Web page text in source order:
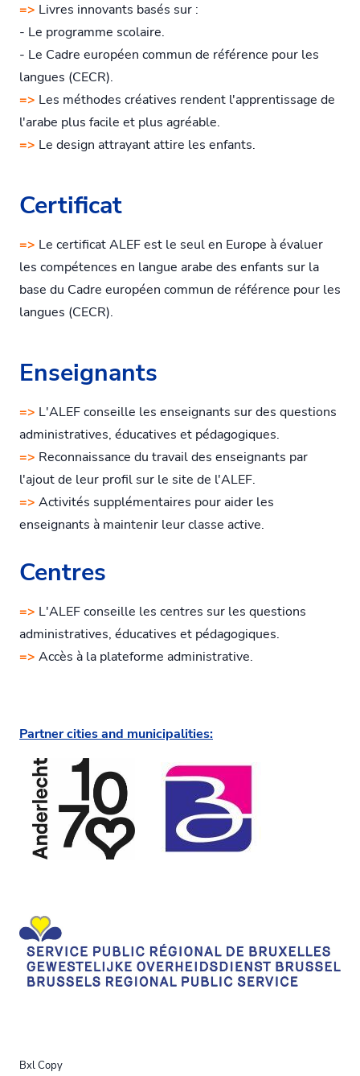
=> Livres innovants basés sur :
- Le programme scolaire.
- Le Cadre européen commun de référence pour les
langues (CECR).
=> Les méthodes créatives rendent l'apprentissage de
l'arabe plus facile et plus agréable.
=> Le design attrayant attire les enfants.
Certificat
=> Le certificat ALEF est le seul en Europe à évaluer
les compétences en langue arabe des enfants sur la
base du Cadre européen commun de référence pour les
langues (CECR).
Enseignants
=> L'ALEF conseille les enseignants sur des questions
administratives, éducatives et pédagogiques.
=> Reconnaissance du travail des enseignants par
l'ajout de leur profil sur le site de l'ALEF.
=> Activités supplémentaires pour aider les
enseignants à maintenir leur classe active.
Centres
=> L'ALEF conseille les centres sur les questions
administratives, éducatives et pédagogiques.
=> Accès à la plateforme administrative.
Partner cities and municipalities:
Bxl Copy